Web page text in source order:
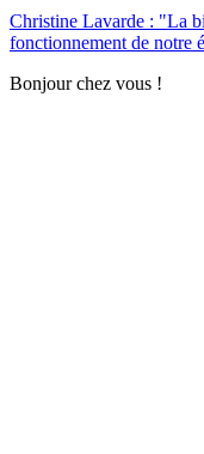
Christine Lavarde : "La
fonctionnement de notre
Bonjour chez vous !